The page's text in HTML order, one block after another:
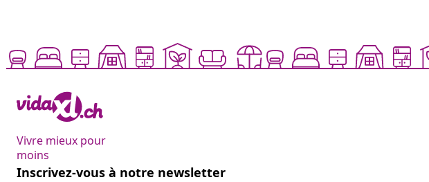
Vivre mieux pour
moins
Inscrivez-vous à notre newsletter